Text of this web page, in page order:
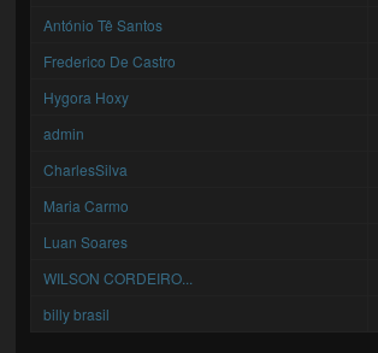
António Tê Santos
Frederico De Castro
Hygora Hoxy
admin
CharlesSilva
Maria Carmo
Luan Soares
WILSON CORDEIRO...
billy brasil